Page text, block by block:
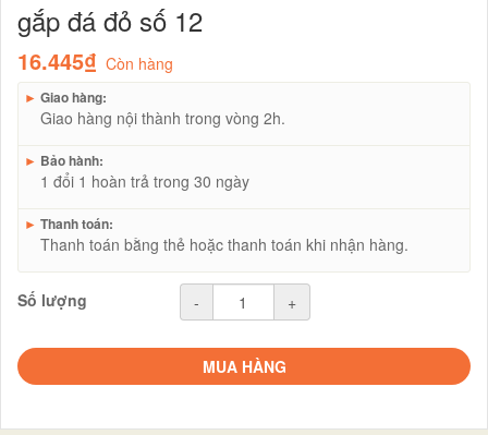
gắp đá đỏ số 12
16.445₫ Còn hàng
► Giao hàng:
Giao hàng nội thành trong vòng 2h.
► Bảo hành:
1 đổi 1 hoàn trả trong 30 ngày
► Thanh toán:
Thanh toán bằng thẻ hoặc thanh toán khi nhận hàng.
Số lượng - +
MUA HÀNG